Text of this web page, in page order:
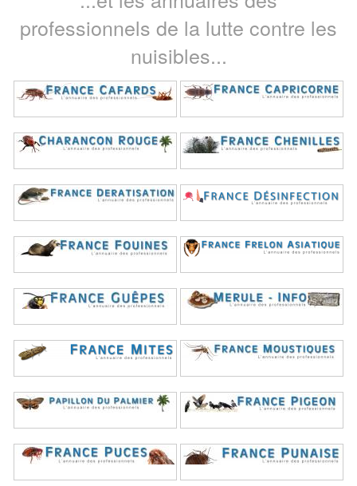
professionnels de la lutte contre les
nuisibles...